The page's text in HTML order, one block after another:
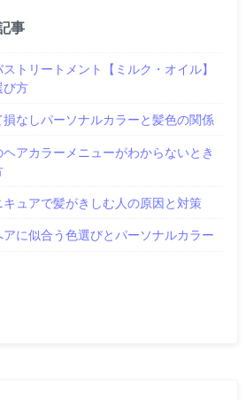
事
トリートメント【ミルク・オイル】
び方
損なしパーソナルカラーと髪色の関係
ヘアカラーメニューがわからないとき
キュアで髪がきしむ人の原因と対策
アに似合う色選びとパーソナルカラー